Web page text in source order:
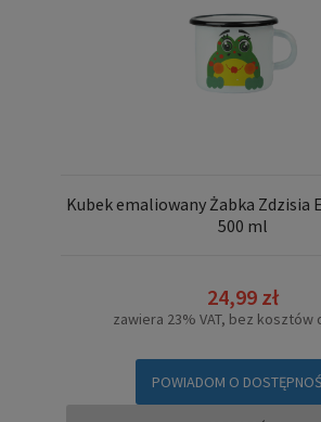
Kubek emaliowany Żabka Zdzisia
500 ml
24,99 zł
zawiera 23% VAT, bez kosztów
POWIADOM O